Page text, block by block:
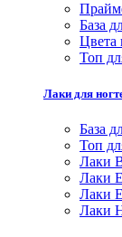
База
Цвета
Топ
Лаки для
База
Топ
Лаки
Лаки
Лаки
Лаки